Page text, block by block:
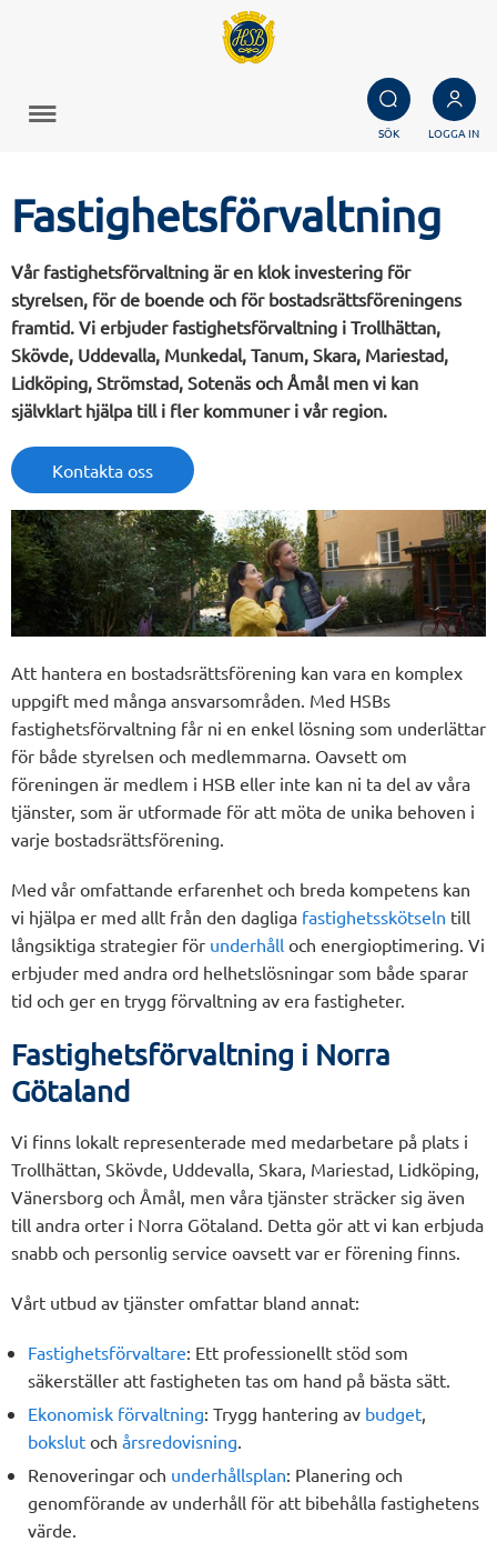
SÖK LOGGA IN
Fastighetsförvaltning
Vår fastighetsförvaltning är en klok investering för
styrelsen, för de boende och för bostadsrättsföreningens
framtid. Vi erbjuder fastighetsförvaltning i Trollhättan,
Skövde, Uddevalla, Munkedal, Tanum, Skara, Mariestad,
Lidköping, Strömstad, Sotenäs och Åmål men vi kan
självklart hjälpa till i fler kommuner i vår region.
Kontakta oss
Att hantera en bostadsrättsförening kan vara en komplex
uppgift med många ansvarsområden. Med HSBs
fastighetsförvaltning får ni en enkel lösning som underlättar
för både styrelsen och medlemmarna. Oavsett om
föreningen är medlem i HSB eller inte kan ni ta del av våra
tjänster, som är utformade för att möta de unika behoven i
varje bostadsrättsförening.
Med vår omfattande erfarenhet och breda kompetens kan
vi hjälpa er med allt från den dagliga fastighetsskötseln till
långsiktiga strategier för underhåll och energioptimering. Vi
erbjuder med andra ord helhetslösningar som både sparar
tid och ger en trygg förvaltning av era fastigheter.
Fastighetsförvaltning i Norra
Götaland
Vi finns lokalt representerade med medarbetare på plats i
Trollhättan, Skövde, Uddevalla, Skara, Mariestad, Lidköping,
Vänersborg och Åmål, men våra tjänster sträcker sig även
till andra orter i Norra Götaland. Detta gör att vi kan erbjuda
snabb och personlig service oavsett var er förening finns.
Vårt utbud av tjänster omfattar bland annat:
Fastighetsförvaltare: Ett professionellt stöd som
säkerställer att fastigheten tas om hand på bästa sätt.
Ekonomisk förvaltning: Trygg hantering av budget
bokslut och årsredovisning
Renoveringar och underhållsplan: Planering och
genomförande av underhåll för att bibehålla fastighetens
värde.